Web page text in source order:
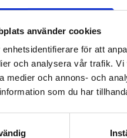
använder cookies
enhetsidentifierare för att
och analysera vår trafik.
medier och annons- och
som du har
Kontakta oss här
Det